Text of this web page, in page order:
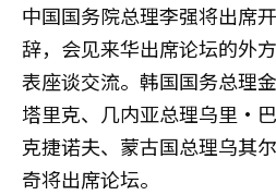
中国国务院总理李强将出席
辞，会见来华出席论坛的外
表座谈交流。韩国国务总理
塔里克、几内亚总理乌里·
克捷诺夫、蒙古国总理乌其
奇将出席论坛。